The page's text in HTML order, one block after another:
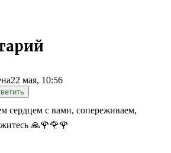
22 мая, 10:56
сердцем с вами, сопереживаем,
🙏🌹🌹🌹